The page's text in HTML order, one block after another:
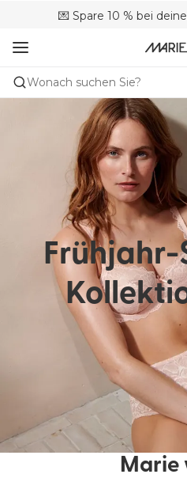
💌 Spare 10 % bei
🚚 Kostenloser Versand
📦 Kostenlose
Wonach suchen Sie?
Frühjahr-
Marie